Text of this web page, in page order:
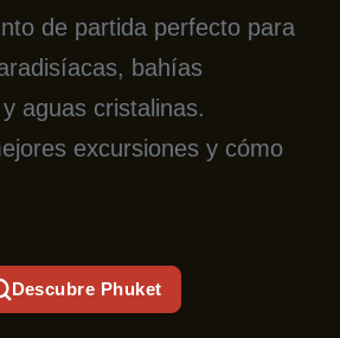
de partida perfecto para
bahías
aguas cristalinas.
excursiones y cómo
Descubre Phuket